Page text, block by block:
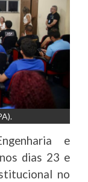
e
dias 23 e
no